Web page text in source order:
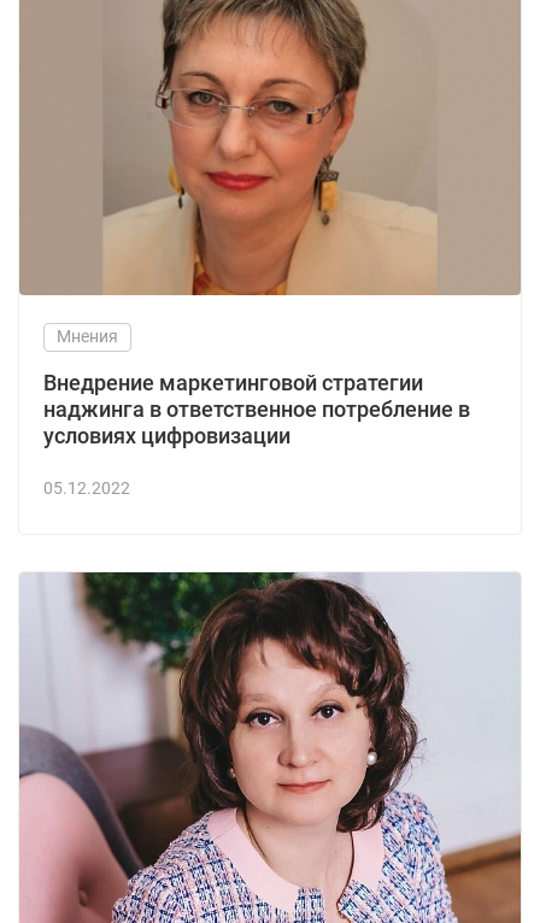
Мнения
Внедрение маркетинговой стратегии
наджинга в ответственное потребление в
условиях цифровизации
05.12.2022